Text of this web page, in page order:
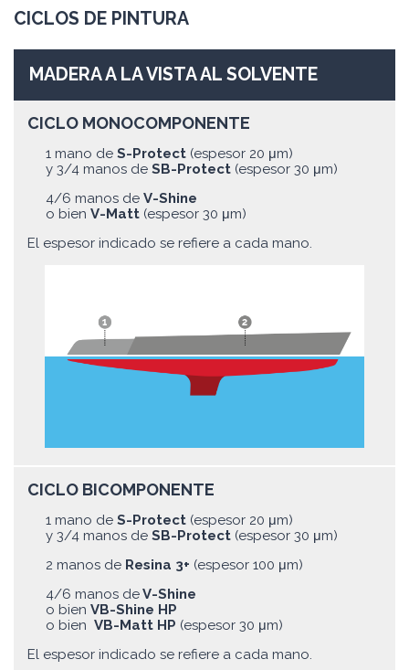
CICLOS DE PINTURA
MADERA A LA VISTA AL SOLVENTE
CICLO MONOCOMPONENTE
1 mano de S-Protect (espesor 20 μm)
y 3/4 manos de SB-Protect (espesor 30 μm)
4/6 manos de V-Shine
o bien V-Matt (espesor 30 μm)
El espesor indicado se refiere a cada mano.
CICLO BICOMPONENTE
1 mano de S-Protect (espesor 20 μm)
y 3/4 manos de SB-Protect (espesor 30 μm)
2 manos de Resina 3+ (espesor 100 μm)
4/6 manos deV-Shine
o bien VB-Shine HP
o bien VB-Matt HP (espesor 30 μm)
El espesor indicado se refiere a cada mano.